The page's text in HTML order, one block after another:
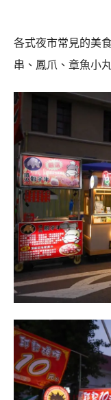
各式夜市常見的美
串、鳳爪、章魚小